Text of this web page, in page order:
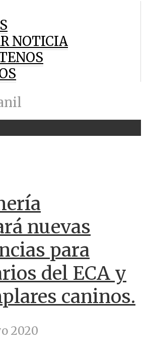
NOTICIA
nuevas
para
del ECA y
caninos.
2020